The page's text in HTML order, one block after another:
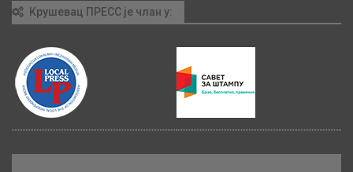
Крушевац ПРЕСС је члан у: